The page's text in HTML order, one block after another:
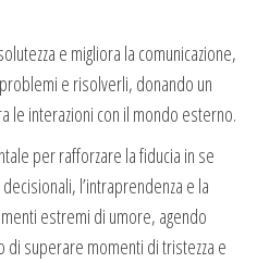
e migliora la comunicazione,
e risolverli, donando un
le interazioni con il mondo esterno.
per rafforzare la fiducia in se
l’intraprendenza e la
estremi di umore, agendo
superare momenti di tristezza e